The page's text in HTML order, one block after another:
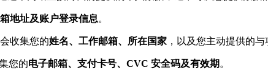
地址及账户登录信息。
收集您的姓名、工作邮箱、所在国家 ，以及您主动提供的
您的电子邮箱、支付卡号、CVC 安全码及有效期。